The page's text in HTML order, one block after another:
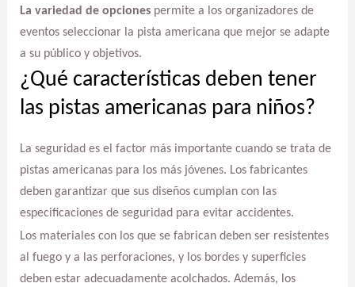
La variedad de opcionespermite a los organizadores de
eventos seleccionar la pista americana que mejor se adapte
a su público y objetivos.
¿Qué características deben tener
las pistas americanas para niños?
La seguridad es el factor más importante cuando se trata de
pistas americanas para los más jóvenes. Los fabricantes
deben garantizar que sus diseños cumplan con las
especificaciones de seguridad para evitar accidentes.
Los materiales con los que se fabrican deben ser resistentes
al fuego y a las perforaciones, y los bordes y superficies
deben estar adecuadamente acolchados. Además, los